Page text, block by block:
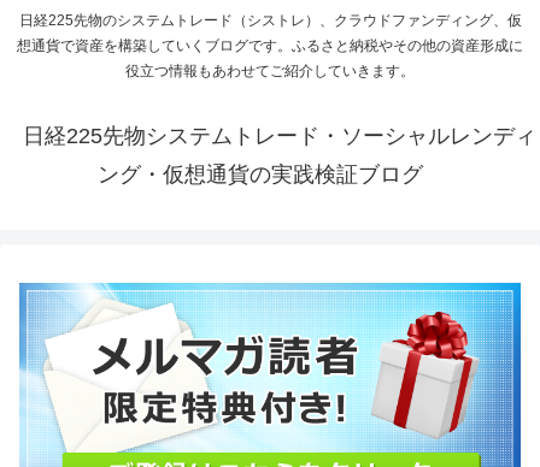
日経225先物のシステムトレード（シストレ）、クラウドファンディング、仮
想通貨で資産を構築していくブログです。ふるさと納税やその他の資産形成に
役立つ情報もあわせてご紹介していきます。
日経225先物システムトレード・ソーシャルレンディ
ング・仮想通貨の実践検証ブログ